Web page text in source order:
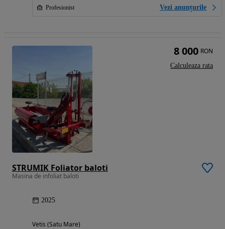
Profesionist Vezi anunțurile
STRUMIK Foliator baloti
Masina de infoliat baloti
2025
Vetis (Satu Mare)
8 000 RON
Calculeaza rata